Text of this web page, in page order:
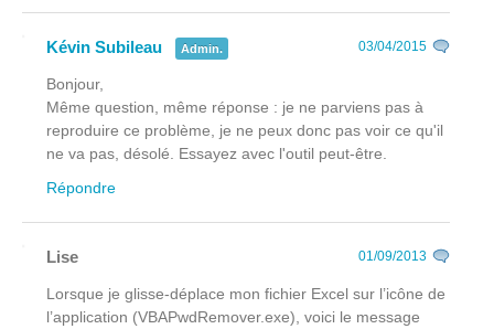
Kévin Subileau Admin. 03/04/2015
Bonjour,
Même question, même réponse : je ne parviens pas à
reproduire ce problème, je ne peux donc pas voir ce qu'il
ne va pas, désolé. Essayez avec l'outil peut-être.
Répondre
Lise 01/09/2013
Lorsque je glisse-déplace mon fichier Excel sur l’icône de
l’application (VBAPwdRemover.exe), voici le message